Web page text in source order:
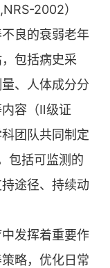
2002）
良的衰弱老年
包括病史采
、人体成分分
容（Ⅱ级证
团队共同制定
包括可监测的
途径、持续动
发挥着重要作
略，优化日常